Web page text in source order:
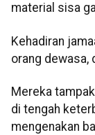
material sisa
Kehadiran
orang dewasa,
Mereka
di tengah
mengenakan